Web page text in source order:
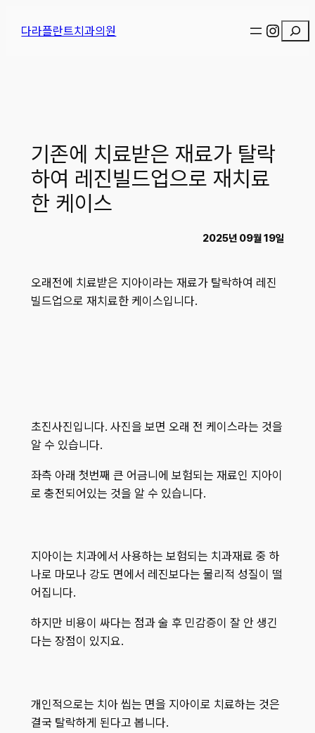
다라플란트치과의원
검
기존에 치료받은 재료가 탈락
하여 레진빌드업으로 재치료
한 케이스
2025년 09월 19일
오래전에 치료받은 지아이라는 재료가 탈락하여 레진
빌드업으로 재치료한 케이스입니다.
초진사진입니다. 사진을 보면 오래 전 케이스라는 것을
알 수 있습니다.
좌측 아래 첫번째 큰 어금니에 보험되는 재료인 지아이
로 충전되어있는 것을 알 수 있습니다.
지아이는 치과에서 사용하는 보험되는 치과재료 중 하
나로 마모나 강도 면에서 레진보다는 물리적 성질이 떨
어집니다.
하지만 비용이 싸다는 점과 술 후 민감증이 잘 안 생긴
다는 장점이 있지요.
개인적으로는 치아 씹는 면을 지아이로 치료하는 것은
결국 탈락하게 된다고 봅니다.